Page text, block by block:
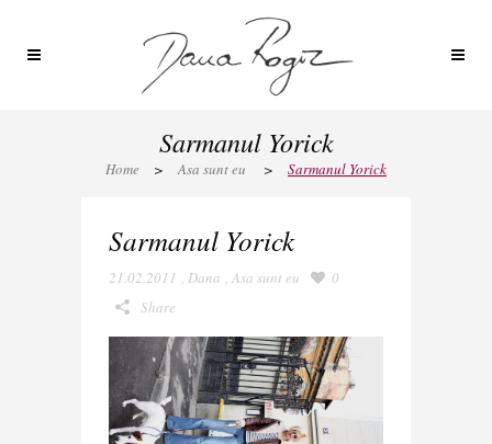
Sarmanul Yorick
Home > Asa sunt eu > Sarmanul Yorick
Sarmanul Yorick
21.02.2011 , Dana , Asa sunt eu
0
Share